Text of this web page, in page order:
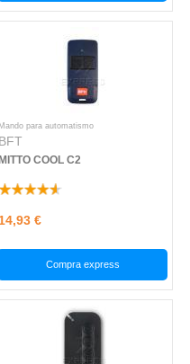
Mando para automatismo
BFT
MITTO COOL C2
14,93 €
Compra express